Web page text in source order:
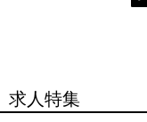
求人特集